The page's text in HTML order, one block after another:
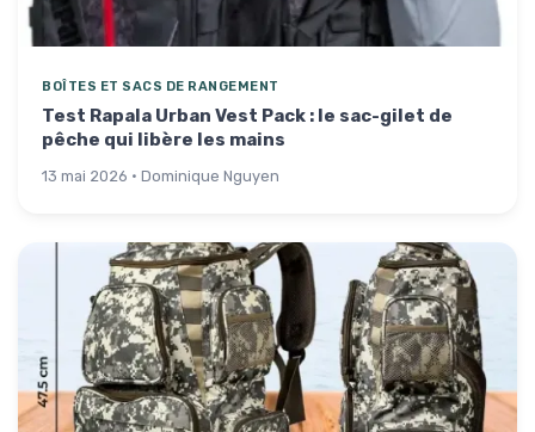
BOÎTES ET SACS DE RANGEMENT
Test Rapala Urban Vest Pack : le sac-gilet de
pêche qui libère les mains
13 mai 2026 · Dominique Nguyen